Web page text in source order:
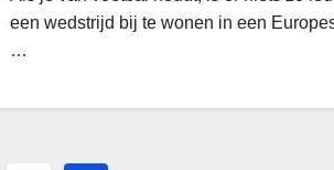
een wedstrijd bij te wonen in een
…